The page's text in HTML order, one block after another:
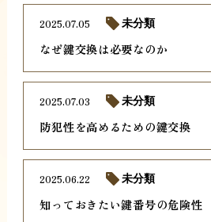
なぜ鍵交換は必要なのか
2025.07.05 未分類
防犯性を高めるための鍵交換
2025.07.03 未分類
知っておきたい鍵番号の危険性
2025.06.22 未分類